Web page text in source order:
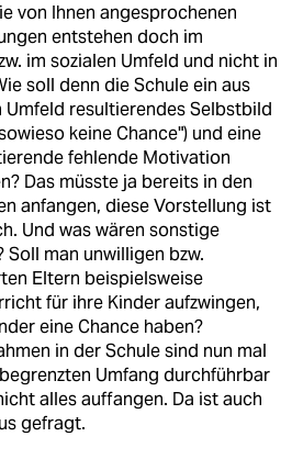
von Ihnen angesprochenen
entstehen doch im
im sozialen Umfeld und nicht in
soll denn die Schule ein aus
Umfeld resultierendes Selbstbild
keine Chance") und eine
fehlende Motivation
Das müsste ja bereits in den
anfangen, diese Vorstellung ist
Und was wären sonstige
Soll man unwilligen bzw.
Eltern beispielsweise
für ihre Kinder aufzwingen,
eine Chance haben?
in der Schule sind nun mal
Umfang durchführbar
alles auffangen. Da ist auch
gefragt.